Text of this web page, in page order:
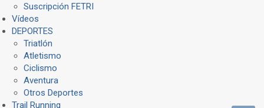
Suscripción FETRI
Vídeos
DEPORTES
Triatlón
Atletismo
Ciclismo
Aventura
Otros Deportes
Trail Running